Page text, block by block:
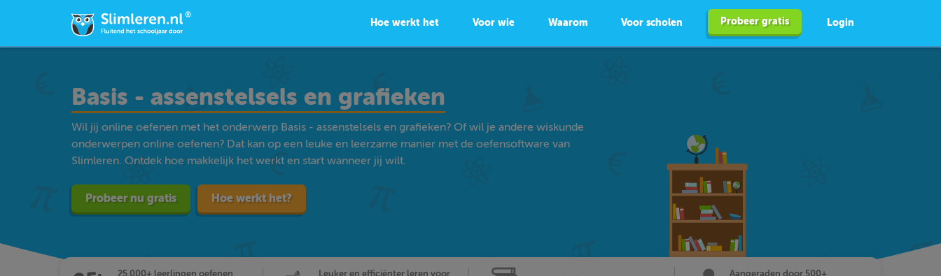
Hoe werkt het Voor wie Waarom Voor scholen Probeer gratis Login
Basis - assenstelsels en grafieken
Wil jij online oefenen met het onderwerp Basis - assenstelsels en grafieken? Of wil je andere wiskunde
onderwerpen online oefenen? Dat kan op een leuke en leerzame manier met de oefensoftware van
Slimleren. Ontdek hoe makkelijk het werkt en start wanneer jij wilt.
Probeer nu gratis Hoe werkt het?
25.000+ leerlingen oefenen
Leuker en efficiënter leren voor
Aangeraden door 500+